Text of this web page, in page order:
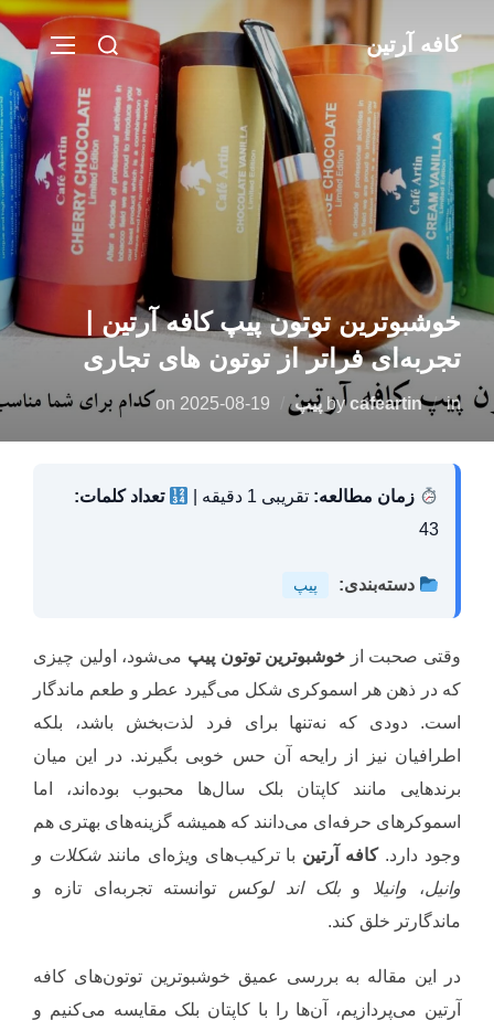
to
content
کافه آرتین
Search
for:
خوشبوترین توتون پیپ کافه آرتین |
تجربه‌ای فراتر از توتون های تجاری
bycafeartin in پیپ on
Posted 2025-08-19
زمان مطالعه: تقریبی 1 دقیقه |
تعداد کلمات:
43
دسته‌بندی: پیپ
وقتی صحبت از خوشبوترین توتون پیپ می‌شود، اولین چیزی
که در ذهن هر اسموکری شکل می‌گیرد عطر و طعم ماندگار
است. دودی که نه‌تنها برای فرد لذت‌بخش باشد، بلکه
اطرافیان نیز از رایحه آن حس خوبی بگیرند. در این میان
برندهایی مانند کاپتان بلک سال‌ها محبوب بوده‌اند، اما
اسموکرهای حرفه‌ای می‌دانند که همیشه گزینه‌های بهتری هم
وجود دارد.کافه آرتین با ترکیب‌های ویژه‌ای مانندشکلات و
وانیل، وانیلا وبلک اند لوکس توانسته تجربه‌ای تازه و
ماندگارتر خلق کند.
در این مقاله به بررسی عمیق خوشبوترین توتون‌های کافه
آرتین می‌پردازیم، آن‌ها را با کاپتان بلک مقایسه می‌کنیم و